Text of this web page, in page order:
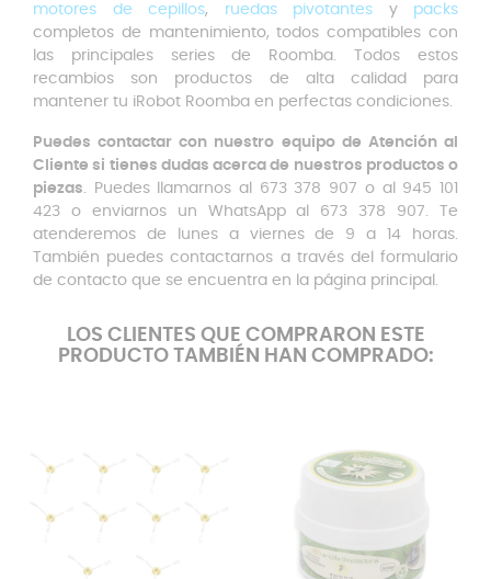
motores de cepillos, ruedas pivotantes y packs
completos de mantenimiento, todos compatibles con
las principales series de Roomba. Todos estos
recambios son productos de alta calidad para
mantener tu iRobot Roomba en perfectas condiciones.
Puedes contactar con nuestro equipo de Atención al
Cliente si tienes dudas acerca de nuestros productos o
piezas. Puedes llamarnos al 673 378 907 o al 945 101
423 o enviarnos un WhatsApp al 673 378 907. Te
atenderemos de lunes a viernes de 9 a 14 horas.
También puedes contactarnos a través del formulario
de contacto que se encuentra en la página principal.
LOS CLIENTES QUE COMPRARON ESTE
PRODUCTO TAMBIÉN HAN COMPRADO: